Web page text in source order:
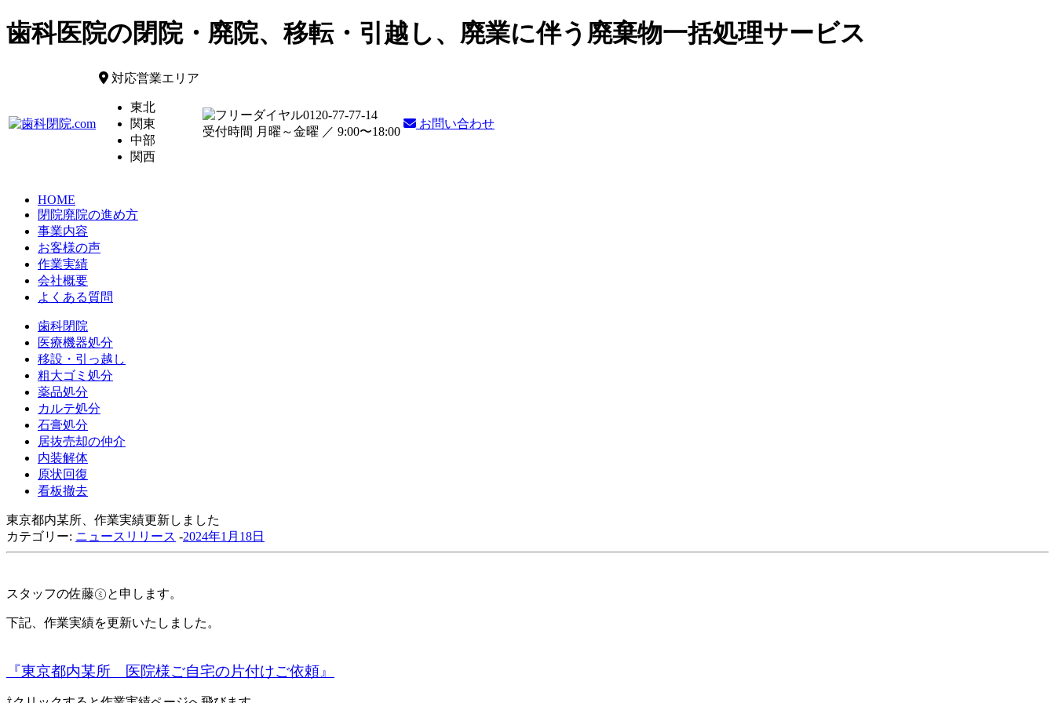
歯科医院の閉院・廃院、移転・引越し、廃業に伴う廃棄物一括処理サービス
対応営業エリア
東北
関東
中部
関西
0120-77-77-14
受付時間 月曜～金曜 ／ 9:00〜18:00
お問い合わせ
HOME
閉院廃院の進め方
事業内容
お客様の声
作業実績
会社概要
よくある質問
歯科閉院
医療機器処分
移設・引っ越し
粗大ゴミ処分
薬品処分
カルテ処分
石膏処分
居抜売却の仲介
内装解体
原状回復
看板撤去
東京都内某所、作業実績更新しました
カテゴリー: ニュースリリース -2024年1月18日
スタッフの佐藤㋯と申します。
下記、作業実績を更新いたしました。
『東京都内某所 医院様ご自宅の片付けご依頼』